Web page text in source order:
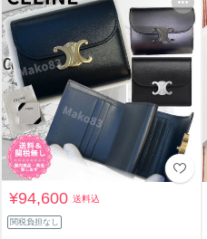
¥94,600送料込
関税負担なし